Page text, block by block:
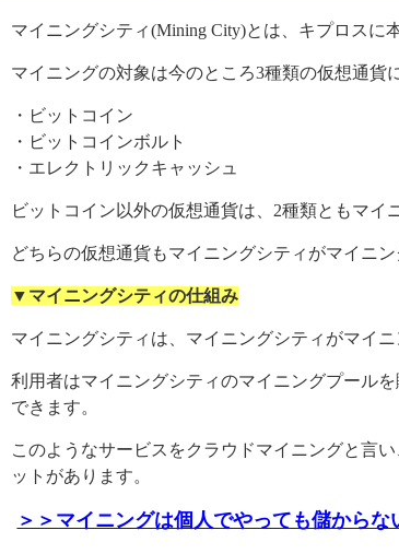
不明
なおこの発表を受けて
しています。
多くの方が返金方法に
れています。
マイニングシティ(Mining City)とは、キプロスに
マイニングの対象は今のところ3種類の仮想通貨
・ビットコイン
・ビットコインボルト
・エレクトリックキャッシュ
ビットコイン以外の仮想通貨は、2種類ともマイ
どちらの仮想通貨もマイニングシティがマイニン
▼マイニングシティの仕組み
マイニングシティは、マイニングシティがマイ
利用者はマイニングシティのマイニングプール
できます。
このようなサービスをクラウドマイニングと言
ットがあります。
＞＞マイニングは個人でやっても儲からな